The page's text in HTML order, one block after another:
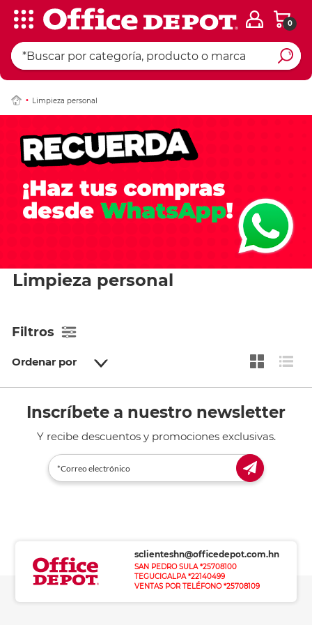
0
Limpieza personal
Limpieza personal
Filtros
Ordenar por
Inscríbete a nuestro newsletter
Y recibe descuentos y promociones exclusivas.
sclienteshn@officedepot.com.hn
SAN PEDRO SULA *25708100
TEGUCIGALPA *22140499
VENTAS POR TELÉFONO *25708109